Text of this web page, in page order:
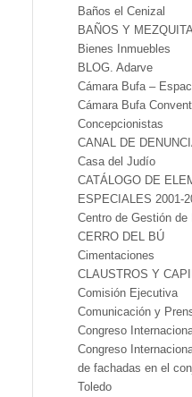
Baños el Cenizal
BAÑOS Y
Bienes Inmuebles
BLOG. Adarve
Cámara Bufa –
Cámara Bufa
Concepcionistas
CANAL DE
Casa del Judío
CATÁLOGO DE
ESPECIALES 2001-
Centro de Gestión de
CERRO DEL BÚ
Cimentaciones
CLAUSTROS Y
Comisión Ejecutiva
Comunicación y
Congreso
Congreso
de fachadas en el
Toledo